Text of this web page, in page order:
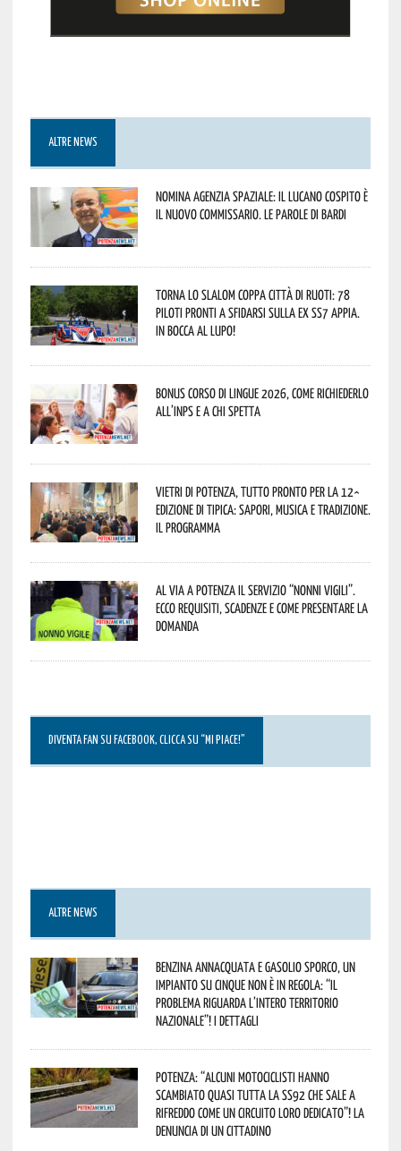
ALTRE NEWS
Nomina Agenzia Spaziale: il lucano Cospito è
il nuovo commissario. Le parole di Bardi
Torna lo Slalom Coppa Città di Ruoti: 78
piloti pronti a sfidarsi sulla ex SS7 Appia.
In bocca al lupo!
Bonus corso di lingue 2026, come richiederlo
all’INPS e a chi spetta
Vietri di Potenza, tutto pronto per la 12^
Edizione di Tipica: sapori, musica e tradizione.
Il programma
Al via a Potenza il servizio “Nonni Vigili”.
Ecco requisiti, scadenze e come presentare la
domanda
DIVENTA FAN SU FACEBOOK, CLICCA SU “MI PIACE!”
ALTRE NEWS
Benzina annacquata e gasolio sporco, un
impianto su cinque non è in regola: “il
problema riguarda l’intero territorio
Nazionale”! I dettagli
Potenza: “alcuni motociclisti hanno
scambiato quasi tutta la SS92 che sale a
Rifreddo come un circuito loro dedicato”! La
denuncia di un cittadino